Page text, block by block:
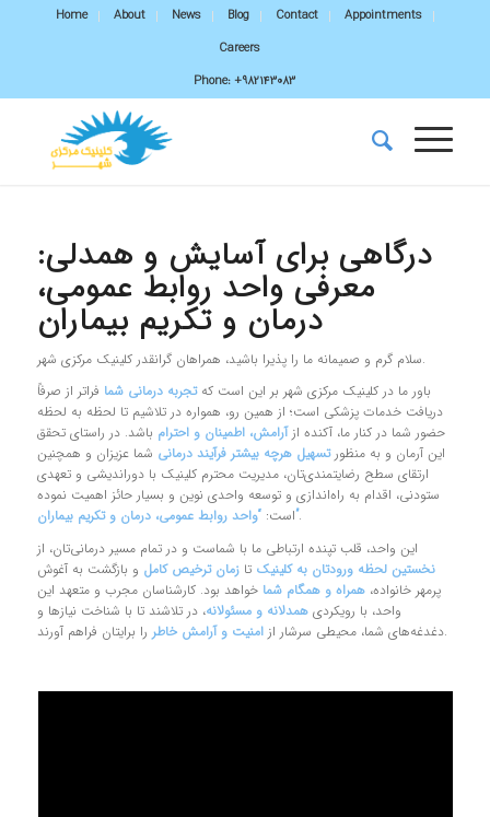
Home About News Blog Contact
Appointments
Careers
Phone:+982143083
درگاهی برای آسایش و همدلی:
معرفی واحد روابط عمومی،
درمان و تکریم بیماران
سلام گرم و صمیمانه ما را پذیرا باشید، همراهان گرانقدر کلینیک مرکزی شهر.
باور ما در کلینیک مرکزی شهر بر این است کهتجربه درمانی شما فراتر از صرفاً
دریافت خدمات پزشکی است؛ از همین رو، همواره در تلاشیم تا لحظه به لحظه
حضور شما در کنار ما، آکنده ازآرامش، اطمینان و احترام باشد. در راستای تحقق
این آرمان و به منظورتسهیل هرچه بیشتر فرآیند درمانی شما عزیزان و همچنین
ارتقای سطح رضایتمندی‌تان، مدیریت محترم کلینیک با دوراندیشی و تعهدی
ستودنی، اقدام به راه‌اندازی و توسعه واحدی نوین و بسیار حائز اهمیت نموده
است:“واحد روابط عمومی، درمان و تکریم بیماران”.
این واحد، قلب تپنده ارتباطی ما با شماست و در تمام مسیر درمانی‌تان، از
نخستین لحظه ورودتان به کلینیک تازمان ترخیص کامل و بازگشت به آغوش
پرمهر خانواده،همراه و همگام شما خواهد بود. کارشناسان مجرب و متعهد این
واحد، با رویکردیهمدلانه و مسئولانه، در تلاشند تا با شناخت نیازها و
دغدغه‌های شما، محیطی سرشار ازامنیت و آرامش خاطر را برایتان فراهم آورند.